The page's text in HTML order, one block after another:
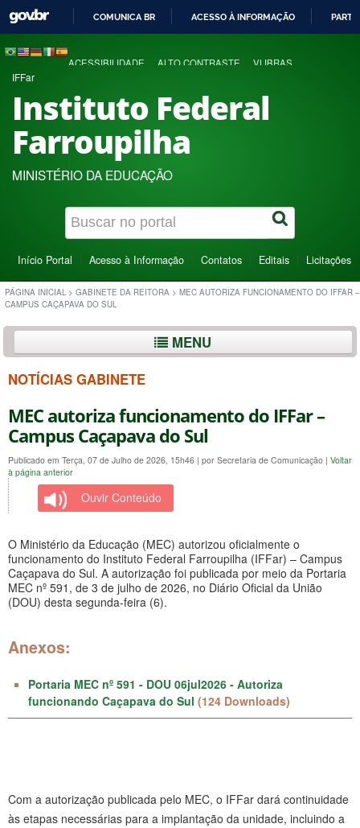
COMUNICA BR ACESSO À INFORMAÇÃO
ACESSIBILIDADE ALTO CONTRASTE VLIBRAS
IFFar
Instituto Federal
Farroupilha
MINISTÉRIO DA EDUCAÇÃO
Início Portal Acesso à Informação Contatos Editais Licitações
PÁGINA INICIAL > GABINETE DA REITORA > MEC AUTORIZA FUNCIONAMENTO DO IFFAR –
CAMPUS CAÇAPAVA DO SUL
MENU
NOTÍCIAS GABINETE
MEC autoriza funcionamento do IFFar –
Campus Caçapava do Sul
Publicado em Terça, 07 de Julho de 2026, 15h46 | por Secretaria de Comunicação | Voltar
à página anterior
Ouvir Conteúdo
O Ministério da Educação (MEC) autorizou oficialmente o
funcionamento do Instituto Federal Farroupilha (IFFar) – Campus
Caçapava do Sul. A autorização foi publicada por meio da Portaria
MEC nº 591, de 3 de julho de 2026, no Diário Oficial da União
(DOU) desta segunda-feira (6).
Anexos:
Portaria MEC nº 591 - DOU 06jul2026 - Autoriza
funcionando Caçapava do Sul (124 Downloads)
Com a autorização publicada pelo MEC, o IFFar dará continuidade
às etapas necessárias para a implantação da unidade, incluindo a